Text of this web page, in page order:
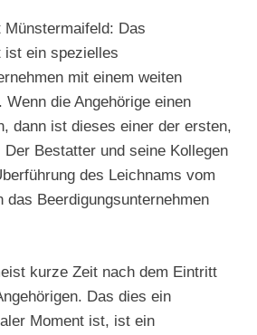
Das
ist ein spezielles
mit einem weiten
die Angehörige einen
dann ist dieses einer der ersten,
Bestatter und seine Kollegen
des Leichnams vom
das Beerdigungsunternehmen
kurze Zeit nach dem Eintritt
Das dies ein
Moment ist, ist ein